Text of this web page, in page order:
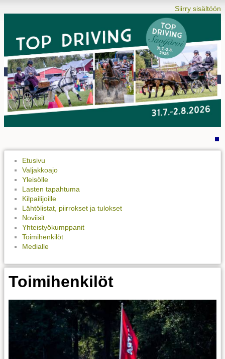
Siirry sisältöön
Etusivu
Valjakkoajo
Yleisölle
Lasten tapahtuma
Kilpailijoille
Lähtölistat, piirrokset ja tulokset
Noviisit
Yhteistyökumppanit
Toimihenkilöt
Medialle
Toimihenkilöt